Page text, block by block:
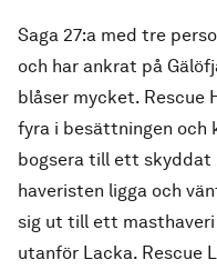
Saga 27:a med tre
och har ankrat på
blåser mycket. Rescue
fyra i besättningen och
bogsera till ett skyddat
haveristen ligga och
sig ut till ett
utanför Lacka. Rescue